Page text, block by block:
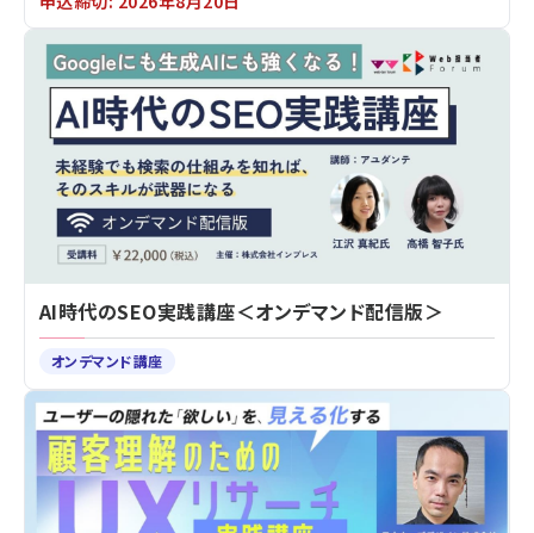
AI時代のSEO実践講座＜オンデマンド配信版＞
オンデマンド講座